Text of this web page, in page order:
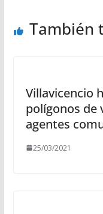
También
Villavicencio
polígonos de
agentes
25/03/2021